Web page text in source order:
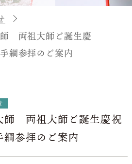
両祖大師ご誕生慶
綱参拝のご案内
師 両祖大師ご誕生慶祝
参拝のご案内